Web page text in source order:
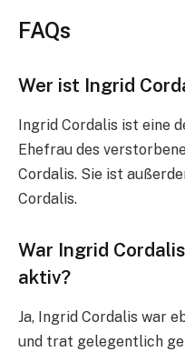
FAQs
Wer ist Ingrid
Ingrid Cordalis ist eine
Ehefrau des
Cordalis. Sie ist
Cordalis.
War Ingrid
aktiv?
Ja, Ingrid Cordalis war
und trat gelegentlich